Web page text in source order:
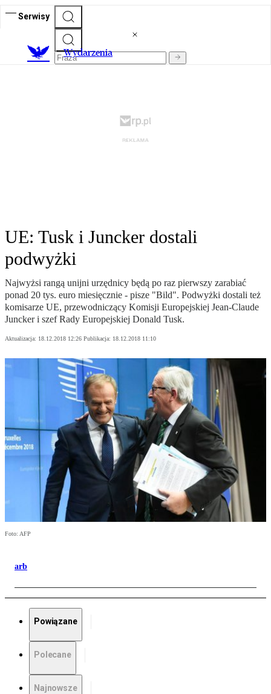
Serwisy
Wydarzenia
UE: Tusk i Juncker dostali
podwyżki
Najwyżsi rangą unijni urzędnicy będą po raz pierwszy zarabiać
ponad 20 tys. euro miesięcznie - pisze "Bild". Podwyżki dostali też
komisarze UE, przewodniczący Komisji Europejskiej Jean-Claude
Juncker i szef Rady Europejskiej Donald Tusk.
Aktualizacja: 18.12.2018 12:26 Publikacja: 18.12.2018 11:10
Foto: AFP
arb
Powiązane
Polecane
Najnowsze